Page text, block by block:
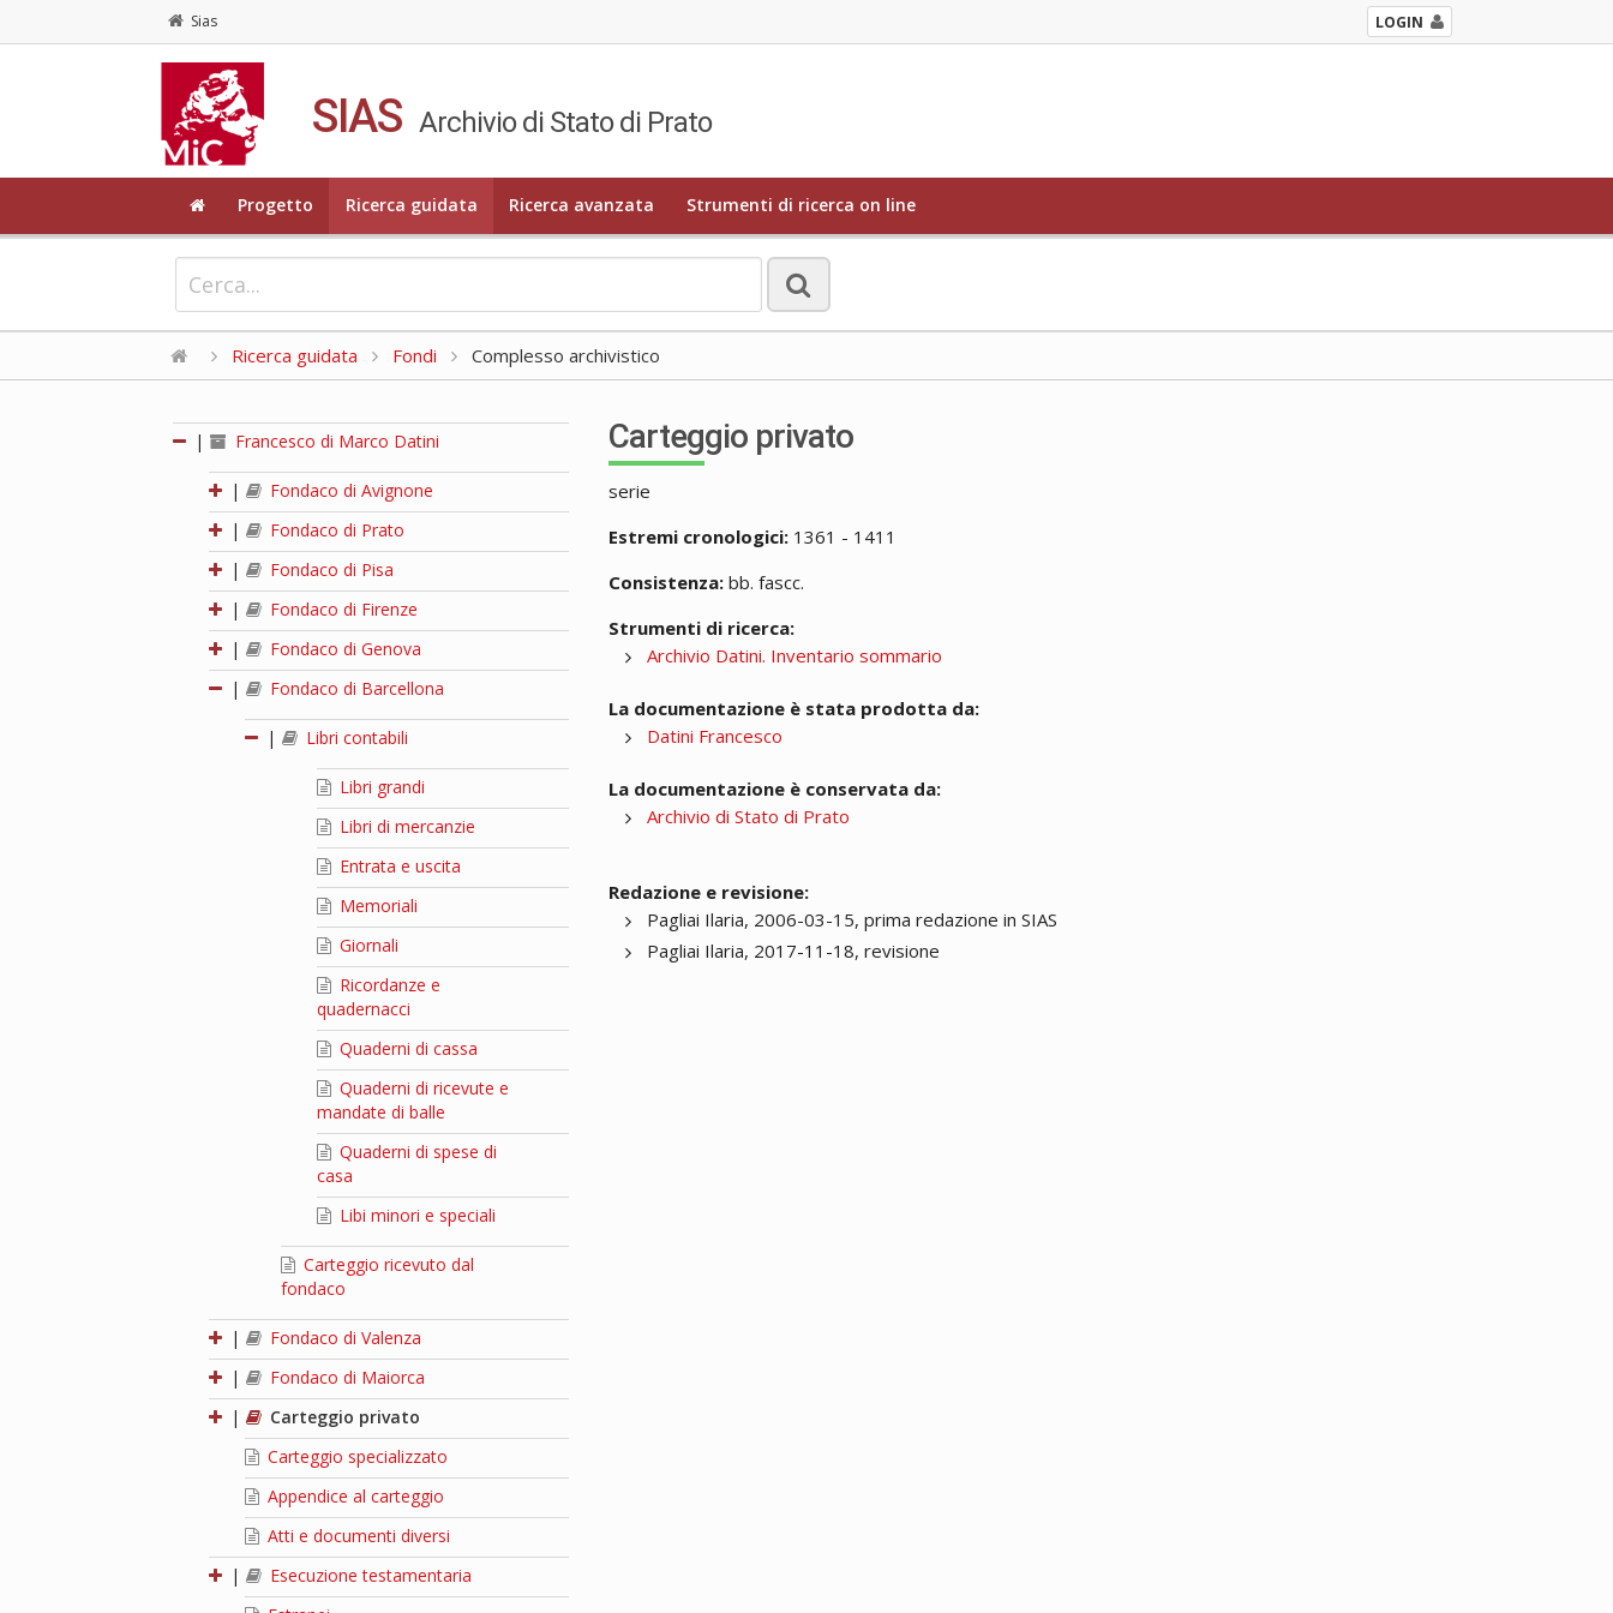
Sias LOGIN
SIAS Archivio di Stato di Prato
Progetto Ricerca guidata Ricerca avanzata Strumenti di ricerca on line
Ricerca guidata Fondi Complesso archivistico
| Francesco di Marco Datini
|
Fondaco di Avignone
|
Fondaco di Prato
|
Fondaco di Pisa
|
Fondaco di Firenze
|
Fondaco di Genova
|
Fondaco di Barcellona
| Libri contabili
Libri grandi
Libri di mercanzie
Entrata e uscita
Memoriali
Giornali
Ricordanze e
quadernacci
Quaderni di cassa
Quaderni di ricevute e
mandate di balle
Quaderni di spese di
casa
Libi minori e speciali
Carteggio ricevuto dal
fondaco
|
Fondaco di Valenza
|
Fondaco di Maiorca
|
Carteggio privato
Carteggio specializzato
Appendice al carteggio
Atti e documenti diversi
|
Esecuzione testamentaria
Carteggio privato
serie
Estremi cronologici: 1361 - 1411
Consistenza: bb. fascc.
Strumenti di ricerca:
Archivio Datini. Inventario sommario
La documentazione è stata prodotta da:
Datini Francesco
La documentazione è conservata da:
Archivio di Stato di Prato
Redazione e revisione:
Pagliai Ilaria, 2006-03-15, prima redazione in SIAS
Pagliai Ilaria, 2017-11-18, revisione